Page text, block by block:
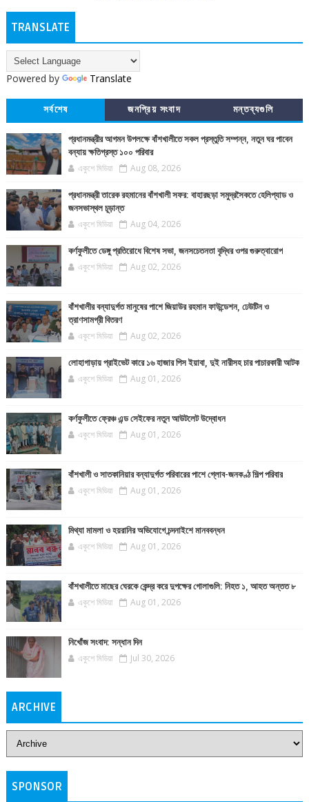
TRANSLATE
Powered by Translate
সর্বশেষ জনপ্রিয় সংবাদ মন্তব্যগুলি
প্রধানমন্ত্রীর আগমন উপলক্ষে বাঁশখালীতে সকল প্রস্তুতি সম্পন্ন, নতুন ঘর পাবেন
বন্যায় ক্ষতিগ্রস্ত ১০০ পরিবার
একুশে মিডিয়া Aug 08, 2026
প্রধানমন্ত্রী তারেক রহমানের বাঁশখালী সফর: বাহারছড়া সমুদ্রসৈকতে হেলিপ্যাড ও
জনসভাস্থল চূড়ান্ত
একুশে মিডিয়া Aug 04, 2026
কর্ণফুলীতে ডেঙ্গু প্রতিরোধে বিশেষ সভা, জনসচেতনতা বৃদ্ধির ওপর গুরুত্বারোপ
একুশে মিডিয়া Aug 02, 2026
বাঁশখালীর বন্যাদুর্গত মানুষের পাশে জিয়াউর রহমান ফাউন্ডেশন, ঢেউটিন ও
ত্রাণসামগ্রী বিতরণ
একুশে মিডিয়া Aug 02, 2026
লোহাগাড়ায় প্রাইভেট কারে ১৬ হাজার পিস ইয়াবা, দুই নারীসহ চার পাচারকারী আটক
একুশে মিডিয়া Aug 01, 2026
কর্ণফুলীতে ফ্রেঞ্চ এন্ড সেইফের নতুন আউটলেট উদ্বোধন
একুশে মিডিয়া Aug 01, 2026
বাঁশখালী ও সাতকানিয়ার বন্যাদুর্গত পরিবারের পাশে গ্লোব-জনকণ্ঠ শিল্প পরিবার
একুশে মিডিয়া Aug 01, 2026
মিথ্যা মামলা ও হয়রানির অভিযোগে চন্দনাইশে মানববন্ধন
একুশে মিডিয়া Aug 01, 2026
বাঁশখালীতে মাছের ঘেরকে কেন্দ্র করে দুপক্ষের গোলাগুলি: নিহত ১, আহত অন্তত ৮
একুশে মিডিয়া Aug 01, 2026
নিখোঁজ সংবাদ: সন্ধান দিন
একুশে মিডিয়া Jul 30, 2026
ARCHIVE
SPONSOR